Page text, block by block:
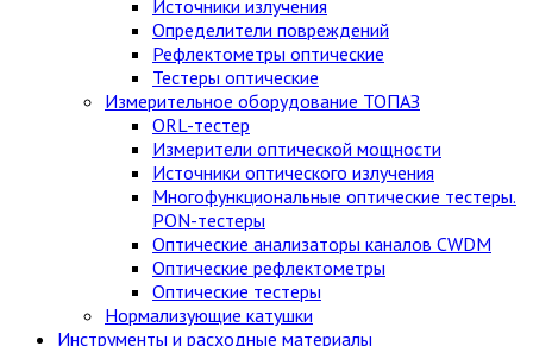
Источники излучения
Определители повреждений
Рефлектометры оптические
Тестеры оптические
Измерительное оборудование ТОПАЗ
ORL-тестер
Измерители оптической мощности
Источники оптического излучения
Многофункциональные оптические тестеры.
PON-тестеры
Оптические анализаторы каналов CWDM
Оптические рефлектометры
Оптические тестеры
Нормализующие катушки
Инструменты и расходные материалы